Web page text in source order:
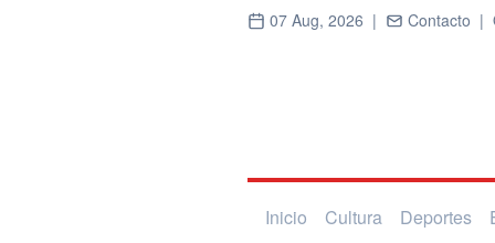
07 Aug, 2026 | Contacto |
Inicio Cultura Deportes
SENAPRED